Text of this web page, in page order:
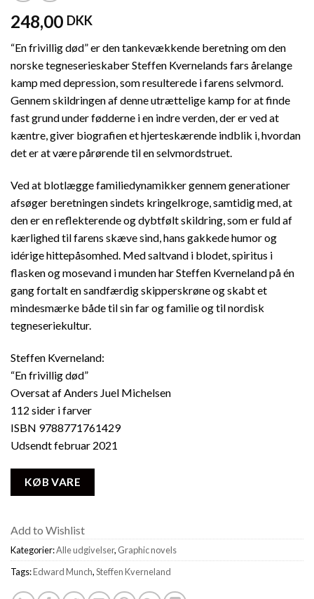
248,00 DKK
“En frivillig død” er den tankevækkende beretning om den
norske tegneserieskaber Steffen Kvernelands fars årelange
kamp med depression, som resulterede i farens selvmord.
Gennem skildringen af denne utrættelige kamp for at finde
fast grund under fødderne i en indre verden, der er ved at
kæntre, giver biografien et hjerteskærende indblik i, hvordan
det er at være pårørende til en selvmordstruet.
Ved at blotlægge familiedynamikker gennem generationer
afsøger beretningen sindets kringelkroge, samtidig med, at
den er en reflekterende og dybtfølt skildring, som er fuld af
kærlighed til farens skæve sind, hans gakkede humor og
idérige hittepåsomhed. Med saltvand i blodet, spiritus i
flasken og mosevand i munden har Steffen Kverneland på én
gang fortalt en sandfærdig skipperskrøne og skabt et
mindesmærke både til sin far og familie og til nordisk
tegneseriekultur.
Steffen Kverneland:
“En frivillig død”
Oversat af Anders Juel Michelsen
112 sider i farver
ISBN 9788771761429
Udsendt februar 2021
KØB VARE
Add to Wishlist
Kategorier:Alle udgivelser, Graphic novels
Tags:Edward Munch,Steffen Kverneland